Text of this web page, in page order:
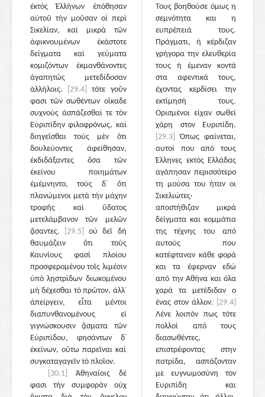
ἐκτὸς Ἑλλήνων ἐπόθησαν
αὐτοῦ τὴν μοῦσαν οἱ περὶ
Σικελίαν, καὶ μικρὰ τῶν
ἀφικνουμένων ἑκάστοτε
δείγματα καὶ γεύματα
κομιζόντων ἐκμανθάνοντες
ἀγαπητῶς μετεδίδοσαν
ἀλλήλοις.
[29.4]
τότε γοῦν
φασι τῶν σωθέντων οἴκαδε
συχνοὺς ἀσπάζεσθαί τε τὸν
Εὐριπίδην φιλοφρόνως, καὶ
διηγεῖσθαι τοὺς μὲν ὅτι
δουλεύοντες ἀφείθησαν,
ἐκδιδάξαντες ὅσα τῶν
ἐκείνου ποιημάτων
ἐμέμνηντο, τοὺς δ᾽ ὅτι
πλανώμενοι μετὰ τὴν μάχην
τροφῆς καὶ ὕδατος
μετελάμβανον τῶν μελῶν
ᾄσαντες.
[29.5]
οὐ δεῖ δὴ
θαυμάζειν ὅτι τοὺς
Καυνίους φασὶ πλοίου
προσφερομένου τοῖς λιμέσιν
ὑπὸ λῃστρίδων διωκομένου
μὴ δέχεσθαι τὸ πρῶτον, ἀλλ᾽
ἀπείργειν, εἶτα μέντοι
διαπυνθανομένους εἰ
γιγνώσκουσιν ᾄσματα τῶν
Εὐριπίδου, φησάντων δ᾽
ἐκείνων, οὕτω παρεῖναι καὶ
συγκαταγαγεῖν τὸ πλοῖον.
[30.1]
Ἀθηναίοις δέ
φασι τὴν συμφορὰν οὐχ
Τους βοηθούσε όμως η
σεμνότητα και η
ευπρέπειά τους.
Πράγματι, ή κέρδιζαν
γρήγορα την ελευθερία
τους ή έμεναν κοντά
στα αφεντικά τους,
έχοντας κερδίσει την
εκτίμησή τους.
Ορισμένοι είχαν σωθεί
χάρη στον Ευριπίδη.
[29.3]
Όπως φαίνεται,
αυτοί που από τους
Έλληνες εκτός Ελλάδας
αγάπησαν περισσότερο
τη μούσα του ήταν οι
Σικελιώτες·
αποστήθιζαν μικρά
δείγματα και κομμάτια
της τέχνης του από
αυτούς που
κατέφταναν κάθε φορά
και τα έφερναν εδώ
από την Αθήνα και όλα
χαρά τα μετέδιδαν ο
ένας στον άλλον.
[29.4]
Λένε λοιπόν πως τότε
πολλοί από τους
διασωθέντες,
επιστρέφοντας στην
πατρίδα, ασπάζονταν
με ευγνωμοσύνη τον
Ευριπίδη και